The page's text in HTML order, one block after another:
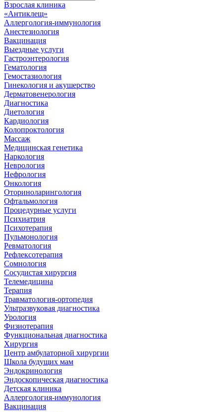
Взрослая клиника
«Антиклещ»
Аллергология-иммунология
Анестезиология
Вакцинация
Выездные услуги
Гастроэнтерология
Гематология
Гемостазиология
Гинекология и акушерство
Дерматовенерология
Диагностика
Диетология
Кардиология
Колопроктология
Массаж
Медицинская генетика
Наркология
Неврология
Нефрология
Онкология
Оториноларингология
Офтальмология
Процедурные услуги
Психиатрия
Психотерапия
Пульмонология
Ревматология
Рефлексотерапия
Сомнология
Сосудистая хирургия
Телемедицина
Терапия
Травматология-ортопедия
Ультразвуковая диагностика
Урология
Физиотерапия
Функциональная диагностика
Хирургия
Центр амбулаторной хирургии
Школа будущих мам
Эндокринология
Эндоскопическая диагностика
Детская клиника
Аллергология-иммунология
Вакцинация